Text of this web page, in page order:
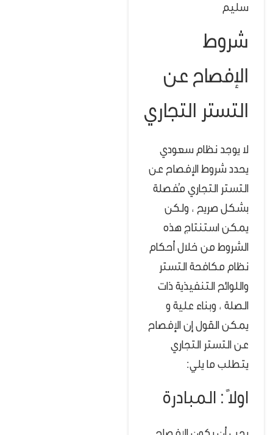
سليم
شروط
الإفصاح عن
التستر التجاري
لا يوجد نظام سعودي
يحدد شروط الإفصاح عن
التستر التجاري مُفصلة
بشكل صريح ، ولكن
يمكن استنتاج هذه
الشروط من خلال أحكام
نظام مكافحة التستر
واللوائح التنفيذية ذات
الصلة ، وبناء علية و
يمكن القول إن الإفصاح
عن التستر التجاري
يتطلب ما يلي:
اولاً : المبادرة